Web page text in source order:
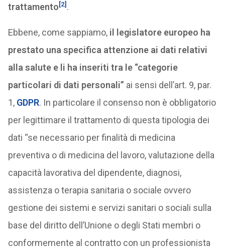
trattamento[2] .
Ebbene, come sappiamo, il legislatore europeo ha
prestato una specifica attenzione ai dati relativi
alla salute e li ha inseriti tra le “categorie
particolari di dati personali” ai sensi dell’art. 9, par.
1, GDPR. In particolare il consenso non è obbligatorio
per legittimare il trattamento di questa tipologia dei
dati “se necessario per finalità di medicina
preventiva o di medicina del lavoro, valutazione della
capacità lavorativa del dipendente, diagnosi,
assistenza o terapia sanitaria o sociale ovvero
gestione dei sistemi e servizi sanitari o sociali sulla
base del diritto dell’Unione o degli Stati membri o
conformemente al contratto con un professionista